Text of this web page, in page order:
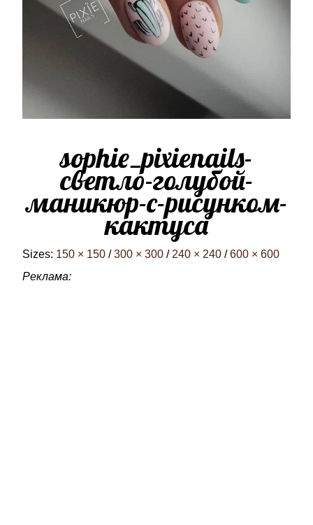
sophie_pixienails-
светло-голубой-
маникюр-с-рисунком-
кактуса
Sizes: 150 × 150 / 300 × 300 / 240 × 240 / 600 × 600
Реклама: